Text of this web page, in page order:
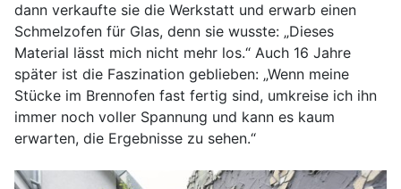
dann verkaufte sie die Werkstatt und erwarb einen
Schmelzofen für Glas, denn sie wusste: „Dieses
Material lässt mich nicht mehr los.“ Auch 16 Jahre
später ist die Faszination geblieben: „Wenn meine
Stücke im Brennofen fast fertig sind, umkreise ich ihn
immer noch voller Spannung und kann es kaum
erwarten, die Ergebnisse zu sehen.“